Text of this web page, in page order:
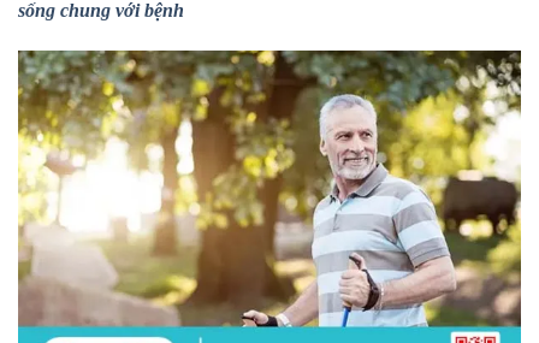
sống chung với bệnh